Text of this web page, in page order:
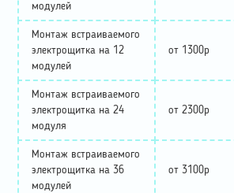
модулей
Монтаж встраиваемого
электрощитка на 12
модулей
от 1300р
Монтаж встраиваемого
электрощитка на 24
модуля
от 2300р
Монтаж встраиваемого
электрощитка на 36
модулей
от 3100р